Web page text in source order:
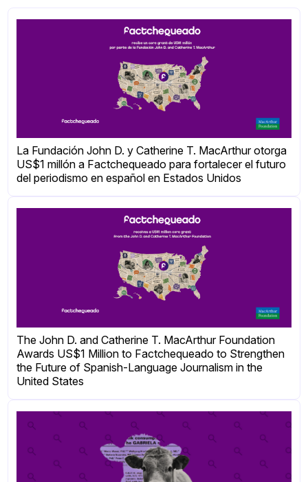
La Fundación John D. y Catherine T. MacArthur otorga
US$1 millón a Factchequeado para fortalecer el futuro
del periodismo en español en Estados Unidos
The John D. and Catherine T. MacArthur Foundation
Awards US$1 Million to Factchequeado to Strengthen
the Future of Spanish-Language Journalism in the
United States